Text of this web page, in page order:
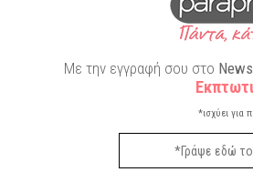
Eau de parfumΜε την εγγραφή σου στο
*ισχύει για